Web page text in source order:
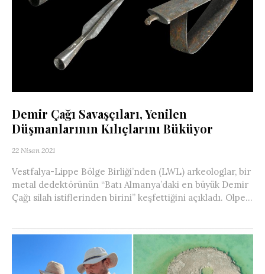
Demir Çağı Savaşçıları, Yenilen
Düşmanlarının Kılıçlarını Büküyor
22 Nisan 2021
Vestfalya-Lippe Bölge Birliği’nden (LWL) arkeologlar, bir
metal dedektörünün “Batı Almanya’daki en büyük Demir
Çağı silah istiflerinden birini” keşfettiğini açıkladı. Olpe...